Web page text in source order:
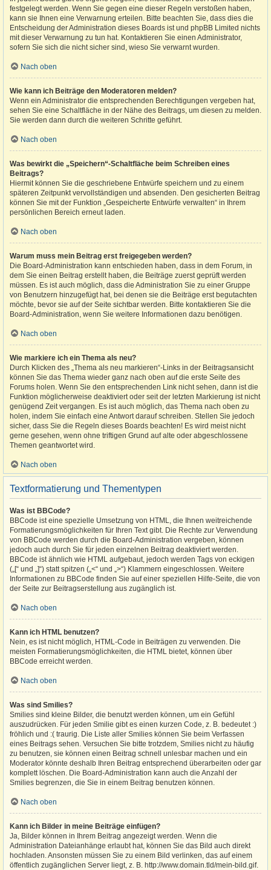
festgelegt werden. Wenn Sie gegen eine dieser Regeln verstoßen haben,
kann sie Ihnen eine Verwarnung erteilen. Bitte beachten Sie, dass dies die
Entscheidung der Administration dieses Boards ist und phpBB Limited nichts
mit dieser Verwarnung zu tun hat. Kontaktieren Sie einen Administrator,
sofern Sie sich die nicht sicher sind, wieso Sie verwarnt wurden.
Nach oben
Wie kann ich Beiträge den Moderatoren melden?
Wenn ein Administrator die entsprechenden Berechtigungen vergeben hat,
sehen Sie eine Schaltfläche in der Nähe des Beitrags, um diesen zu melden.
Sie werden dann durch die weiteren Schritte geführt.
Nach oben
Was bewirkt die „Speichern“-Schaltfläche beim Schreiben eines
Beitrags?
Hiermit können Sie die geschriebene Entwürfe speichern und zu einem
späteren Zeitpunkt vervollständigen und absenden. Den gesicherten Beitrag
können Sie mit der Funktion „Gespeicherte Entwürfe verwalten“ in Ihrem
persönlichen Bereich erneut laden.
Nach oben
Warum muss mein Beitrag erst freigegeben werden?
Die Board-Administration kann entschieden haben, dass in dem Forum, in
dem Sie einen Beitrag erstellt haben, die Beiträge zuerst geprüft werden
müssen. Es ist auch möglich, dass die Administration Sie zu einer Gruppe
von Benutzern hinzugefügt hat, bei denen sie die Beiträge erst begutachten
möchte, bevor sie auf der Seite sichtbar werden. Bitte kontaktieren Sie die
Board-Administration, wenn Sie weitere Informationen dazu benötigen.
Nach oben
Wie markiere ich ein Thema als neu?
Durch Klicken des „Thema als neu markieren“-Links in der Beitragsansicht
können Sie das Thema wieder ganz nach oben auf die erste Seite des
Forums holen. Wenn Sie den entsprechenden Link nicht sehen, dann ist die
Funktion möglicherweise deaktiviert oder seit der letzten Markierung ist nicht
genügend Zeit vergangen. Es ist auch möglich, das Thema nach oben zu
holen, indem Sie einfach eine Antwort darauf schreiben. Stellen Sie jedoch
sicher, dass Sie die Regeln dieses Boards beachten! Es wird meist nicht
gerne gesehen, wenn ohne triftigen Grund auf alte oder abgeschlossene
Themen geantwortet wird.
Nach oben
Textformatierung und Thementypen
Was ist BBCode?
BBCode ist eine spezielle Umsetzung von HTML, die Ihnen weitreichende
Formatierungsmöglichkeiten für Ihren Text gibt. Die Rechte zur Verwendung
von BBCode werden durch die Board-Administration vergeben, können
jedoch auch durch Sie für jeden einzelnen Beitrag deaktiviert werden.
BBCode ist ähnlich wie HTML aufgebaut, jedoch werden Tags von eckigen
(„[“ und „]“) statt spitzen („<“ und „>“) Klammern eingeschlossen. Weitere
Informationen zu BBCode finden Sie auf einer speziellen Hilfe-Seite, die von
der Seite zur Beitragserstellung aus zugänglich ist.
Nach oben
Kann ich HTML benutzen?
Nein, es ist nicht möglich, HTML-Code in Beiträgen zu verwenden. Die
meisten Formatierungsmöglichkeiten, die HTML bietet, können über
BBCode erreicht werden.
Nach oben
Was sind Smilies?
Smilies sind kleine Bilder, die benutzt werden können, um ein Gefühl
auszudrücken. Für jeden Smilie gibt es einen kurzen Code, z. B. bedeutet :)
fröhlich und :( traurig. Die Liste aller Smilies können Sie beim Verfassen
eines Beitrags sehen. Versuchen Sie bitte trotzdem, Smilies nicht zu häufig
zu benutzen, sie können einen Beitrag schnell unlesbar machen und ein
Moderator könnte deshalb Ihren Beitrag entsprechend überarbeiten oder gar
komplett löschen. Die Board-Administration kann auch die Anzahl der
Smilies begrenzen, die Sie in einem Beitrag benutzen können.
Nach oben
Kann ich Bilder in meine Beiträge einfügen?
Ja, Bilder können in Ihrem Beitrag angezeigt werden. Wenn die
Administration Dateianhänge erlaubt hat, können Sie das Bild auch direkt
hochladen. Ansonsten müssen Sie zu einem Bild verlinken, das auf einem
öffentlich zugänglichen Server liegt, z. B. http://www.domain.tld/mein-bild.gif.